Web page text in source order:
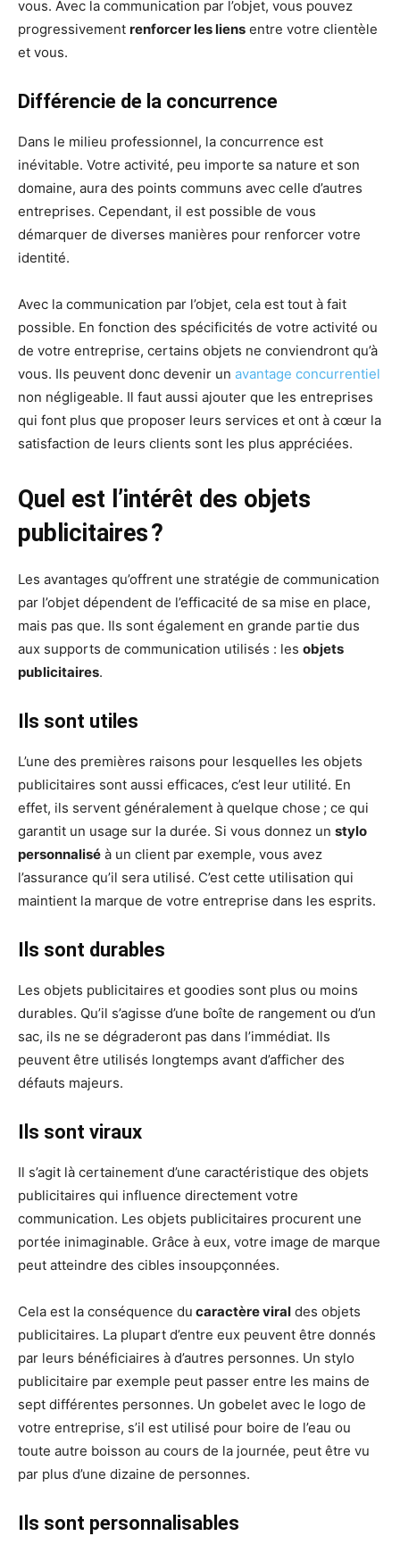
vous. Avec la communication par l’objet, vous pouvez
progressivement renforcer les liens entre votre clientèle
et vous.
Différencie de la concurrence
Dans le milieu professionnel, la concurrence est
inévitable. Votre activité, peu importe sa nature et son
domaine, aura des points communs avec celle d’autres
entreprises. Cependant, il est possible de vous
démarquer de diverses manières pour renforcer votre
identité.
Avec la communication par l’objet, cela est tout à fait
possible. En fonction des spécificités de votre activité ou
de votre entreprise, certains objets ne conviendront qu’à
vous. Ils peuvent donc devenir un avantage concurrentiel
non négligeable. Il faut aussi ajouter que les entreprises
qui font plus que proposer leurs services et ont à cœur la
satisfaction de leurs clients sont les plus appréciées.
Quel est l’intérêt des objets
publicitaires ?
Les avantages qu’offrent une stratégie de communication
par l’objet dépendent de l’efficacité de sa mise en place,
mais pas que. Ils sont également en grande partie dus
aux supports de communication utilisés : les objets
publicitaires.
Ils sont utiles
L’une des premières raisons pour lesquelles les objets
publicitaires sont aussi efficaces, c’est leur utilité. En
effet, ils servent généralement à quelque chose ; ce qui
garantit un usage sur la durée. Si vous donnez un stylo
personnalisé à un client par exemple, vous avez
l’assurance qu’il sera utilisé. C’est cette utilisation qui
maintient la marque de votre entreprise dans les esprits.
Ils sont durables
Les objets publicitaires et goodies sont plus ou moins
durables. Qu’il s’agisse d’une boîte de rangement ou d’un
sac, ils ne se dégraderont pas dans l’immédiat. Ils
peuvent être utilisés longtemps avant d’afficher des
défauts majeurs.
Ils sont viraux
Il s’agit là certainement d’une caractéristique des objets
publicitaires qui influence directement votre
communication. Les objets publicitaires procurent une
portée inimaginable. Grâce à eux, votre image de marque
peut atteindre des cibles insoupçonnées.
Cela est la conséquence du caractère viral des objets
publicitaires. La plupart d’entre eux peuvent être donnés
par leurs bénéficiaires à d’autres personnes. Un stylo
publicitaire par exemple peut passer entre les mains de
sept différentes personnes. Un gobelet avec le logo de
votre entreprise, s’il est utilisé pour boire de l’eau ou
toute autre boisson au cours de la journée, peut être vu
par plus d’une dizaine de personnes.
Ils sont personnalisables